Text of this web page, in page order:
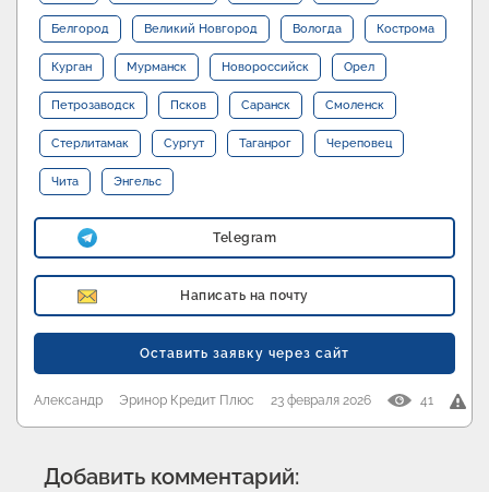
Белгород Великий Новгород Вологда Кострома
Курган Мурманск Новороссийск Орел
Петрозаводск Псков Саранск Смоленск
Стерлитамак Сургут Таганрог Череповец
Чита Энгельс
Telegram
Написать на почту
Оставить заявку через сайт
Александр Эринор Кредит Плюс 23 февраля 2026 41
Добавить комментарий: